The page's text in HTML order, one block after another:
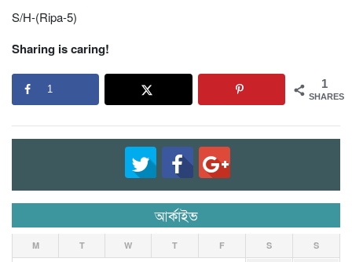
S/H-(Ripa-5)
Sharing is caring!
1
SHARES
1
আর্কাইভ
M T W T F S S